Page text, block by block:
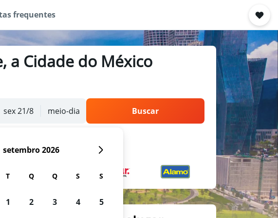
frequentes
a Cidade do México
sex 21/8 meio-dia Buscar
setembro 2026
T Q Q S S
1 2 3 4 5